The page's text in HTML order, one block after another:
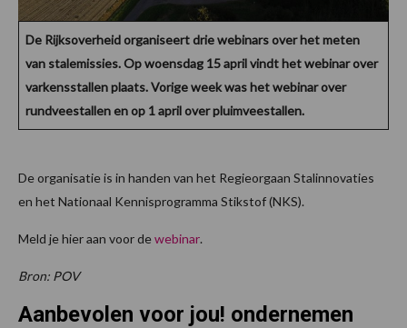
De Rijksoverheid organiseert drie webinars over het meten
van stalemissies. Op woensdag 15 april vindt het webinar over
varkensstallen plaats. Vorige week was het webinar over
rundveestallen en op 1 april over pluimveestallen.
De organisatie is in handen van het Regieorgaan Stalinnovaties
en het Nationaal Kennisprogramma Stikstof (NKS).
Meld je hier aan voor dewebinar.
Bron: POV
Aanbevolen voor jou! ondernemen